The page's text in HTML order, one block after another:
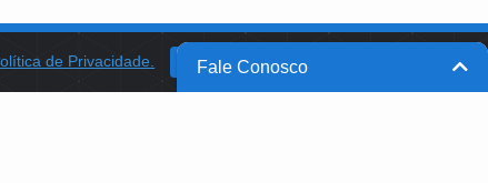
de Privacidade. OKFale Conosco
BANCO DO BRASIL